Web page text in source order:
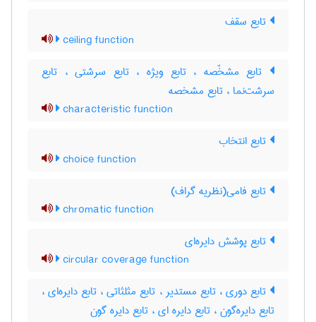
تابع سقف
ceiling function
تابع مشخّصه ، تابع ویژه ، تابع سرشتی ، تابع
سرشت‌نما ، تابع مشخصه
characteristic function
تابع انتخاب
choice function
تابع فامی(نظریه گراف)
chromatic function
تابع پوشش دایره‌ای
circular coverage function
تابع دوری ، تابع مستدیر ، تابع مثلثاتی ، تابع دایره‌ای ،
تابع دایره‌گون ، تابع دایره ای ، تابع دایره گون